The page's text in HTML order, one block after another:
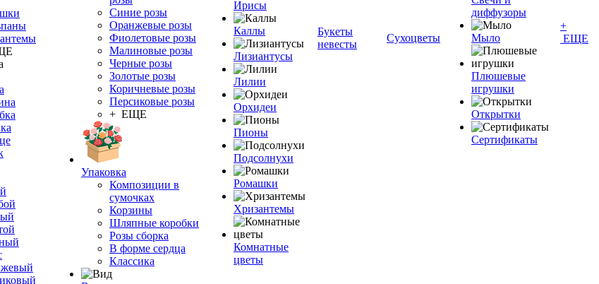
Синие розы
Оранжевые розы
Фиолетовые розы
Малиновые розы
Черные розы
Золотые розы
Коричневые розы
Персиковые розы
+ ЕЩЕ
Упаковка
Композиции в
сумочках
Корзины
Шляпные коробки
Розы сборка
В форме сердца
Классика
Ирисы
Каллы
Лизиантусы
Лилии
Орхидеи
Пионы
Подсолнухи
Ромашки
Хризантемы
Комнатные
цветы
Букеты
невесты
Сухоцветы
диффузоры
Мыло
Плюшевые
игрушки
Открытки
Сертификаты
+
ЕЩЕ